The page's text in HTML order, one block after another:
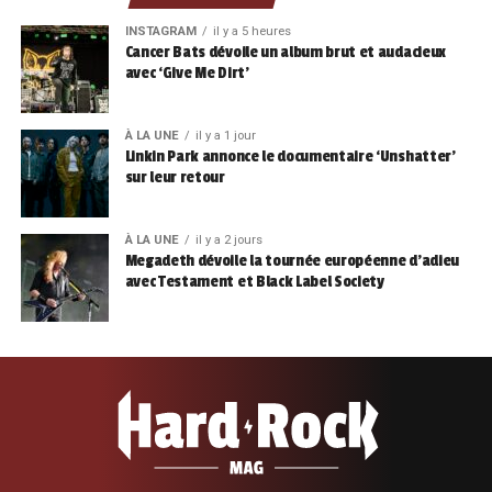
INSTAGRAM il y a 5 heures
Cancer Bats dévoile un album brut et audacieux
avec ‘Give Me Dirt’
À LA UNE il y a 1 jour
Linkin Park annonce le documentaire ‘Unshatter’
sur leur retour
À LA UNE il y a 2 jours
Megadeth dévoile la tournée européenne d’adieu
avec Testament et Black Label Society